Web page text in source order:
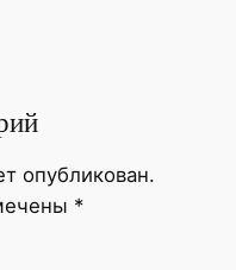
опубликован.
*